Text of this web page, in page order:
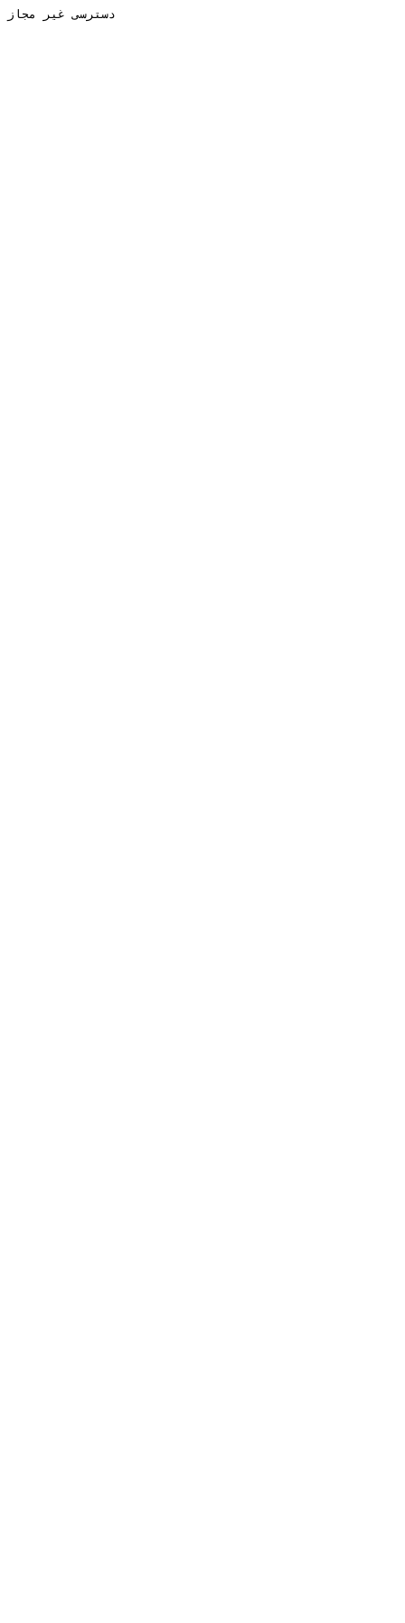
دسترسی غیر مجاز